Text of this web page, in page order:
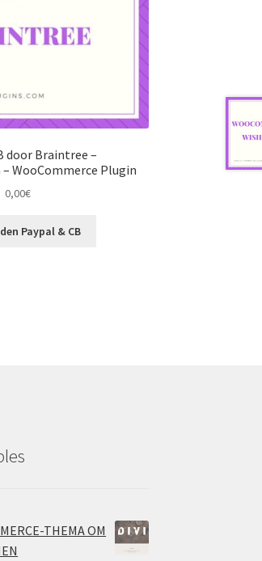
door Braintree –
WooCommerce Plugin
0,00€
Paypal & CB
THEMA OM